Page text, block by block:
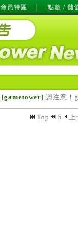
會員特區 點數 / 儲
[gametower] 請注意！
Top 5 上